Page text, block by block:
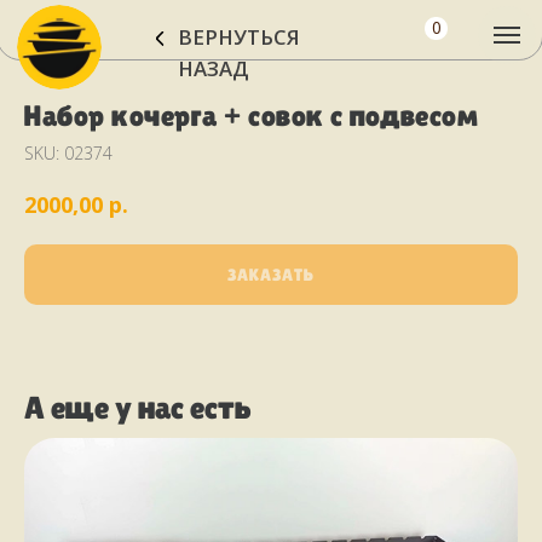
ВЕРНУТЬСЯ
НАЗАД
Набор кочерга + совок с подвесом
SKU: 02374
2000,00 р.
ЗАКАЗАТЬ
А еще у нас есть